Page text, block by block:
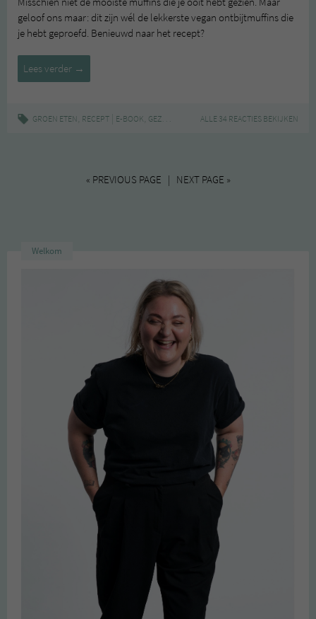
geloof ons maar: dit zijn wél de lekkerste vegan ontbijtmuffins die
je hebt geproefd. Benieuwd naar het recept?
Lees verder Groen
in
seizoen:
→
GROEN ETEN, RECEPT E-BOOK, GEZOND MUFFINS, ONTBIJT,ONTBIJTMUFFINS
ALLE 34 REACTIES BEKIJKEN
« PREVIOUS PAGE | NEXT PAGE »
Welkom